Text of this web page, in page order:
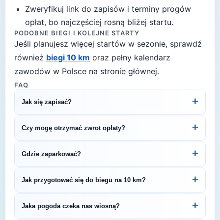
Zweryfikuj link do zapisów i terminy progów
opłat, bo najczęściej rosną bliżej startu.
PODOBNE BIEGI I KOLEJNE STARTY
Jeśli planujesz więcej startów w sezonie, sprawdź
również biegi 10 km oraz pełny kalendarz
zawodów w Polsce na stronie głównej.
FAQ
Jak się zapisać? +
przejść do strony organizatora z formularzem
rejestracyjnym.
Czy mogę otrzymać zwrot opłaty? +
regulamin biegu lub skontaktuj się z
organizatorem.
Gdzie zaparkować? +
— szczegóły znajdziesz w opisie biegu lub na
stronie organizatora.
Jak przygotować się do biegu na 10 km? +
bezpiecznie przygotować się do startu. Zaplanuj
Jaka pogoda czeka nas wiosną? +